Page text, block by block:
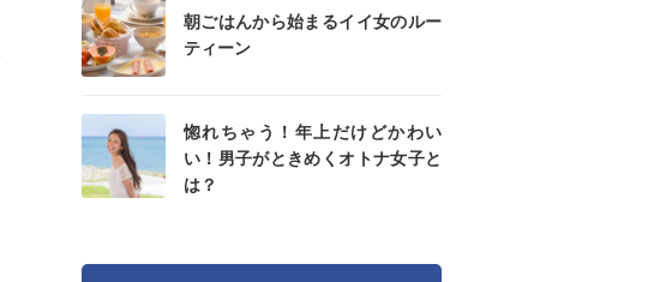
朝ごはんから始まるイイ女のルー
ティーン
惚れちゃう！年上だけどかわい
い！男子がときめくオトナ女子と
は？